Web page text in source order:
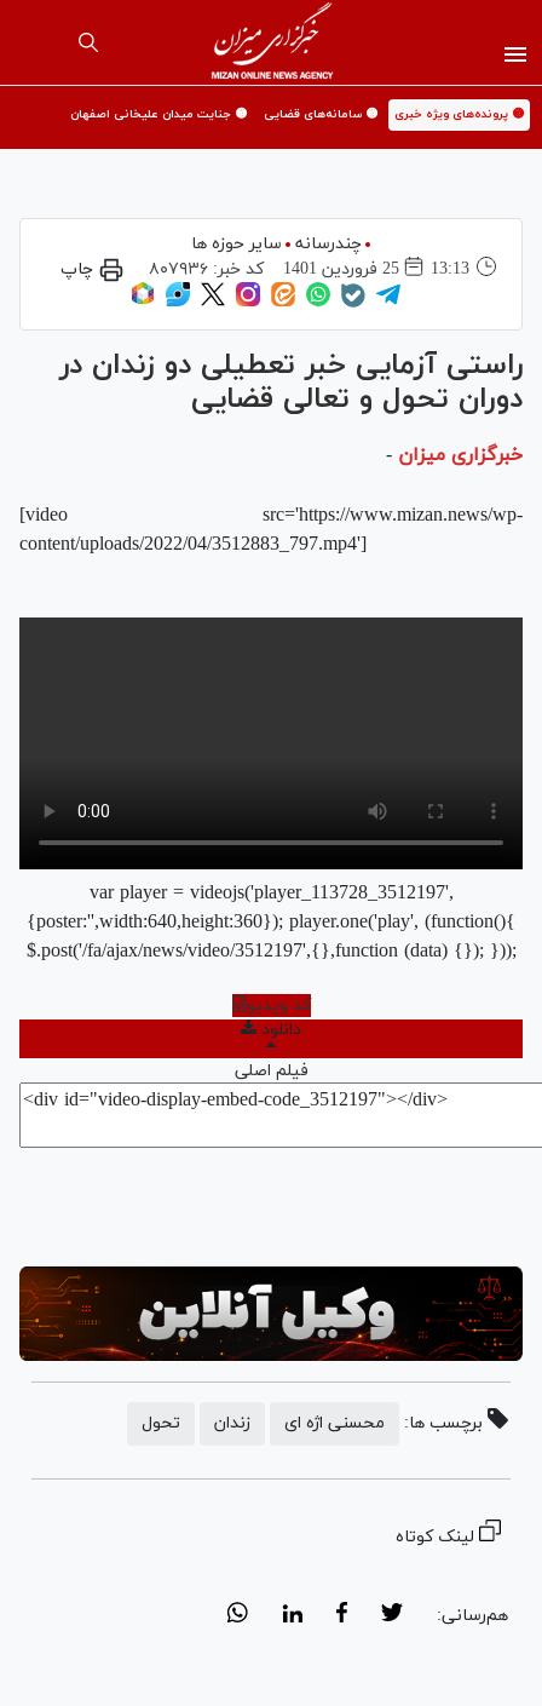
🟡 پرونده‌های ویژه خبری 🟡 سامانه‌های قضایی 🟡 جنایت میدان علیخانی اصفهان
چندرسانه
سایر حوزه ها
13:13
25 فروردين 1401 کد خبر: ۸۰۷۹۳۶ چاپ
راستی آزمایی خبر تعطیلی دو زندان در
دوران تحول و تعالی قضایی
خبرگزاری میزان -
[video src='https://www.mizan.news/wp-
content/uploads/2022/04/3512883_797.mp4']
var player = videojs('player_113728_3512197',
{poster:'',width:640,height:360}); player.one('play', (function(){
$.post('/fa/ajax/news/video/3512197',{},function (data) {}); }));
کد ویدیو
دانلود
فیلم اصلی
برچسب ها: محسنی اژه ای زندان تحول
لینک کوتاه
هم‌رسانی: